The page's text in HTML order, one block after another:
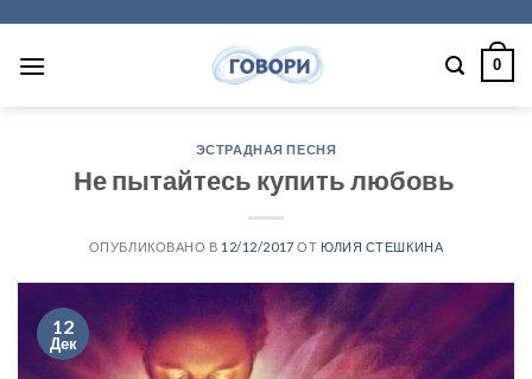
content
0
ЭСТРАДНАЯ ПЕСНЯ
Не пытайтесь купить любовь
ОПУБЛИКОВАНО В 12/12/2017 ОТ ЮЛИЯ СТЕШКИНА
12
Дек